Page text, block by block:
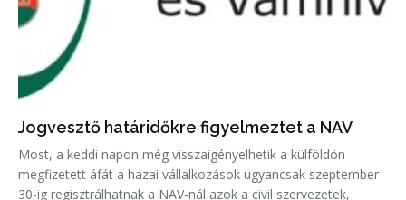
Jogvesztő határidőkre figyelmeztet a NAV
Most, a keddi napon még visszaigényelhetik a külföldön
megfizetett áfát a hazai vállalkozások ugyancsak szeptember
30-ig regisztrálhatnak a NAV-nál azok a civil szervezetek,